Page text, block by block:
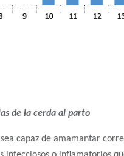
de la cerda al parto
capaz de amamantar